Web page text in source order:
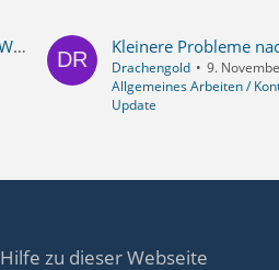
TB will nicht starten nach Umzug von W7 auf W10 Kleinere Probleme
Drachengold
9.
Allgemeines Arbeiten /
Update
Hilfe zu dieser Webseite